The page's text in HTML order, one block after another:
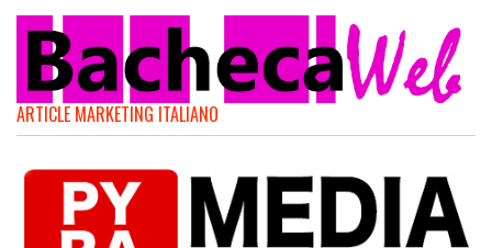
ARTICLE MARKETING ITALIANO